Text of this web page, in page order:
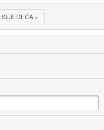
SLJEDEĆA »